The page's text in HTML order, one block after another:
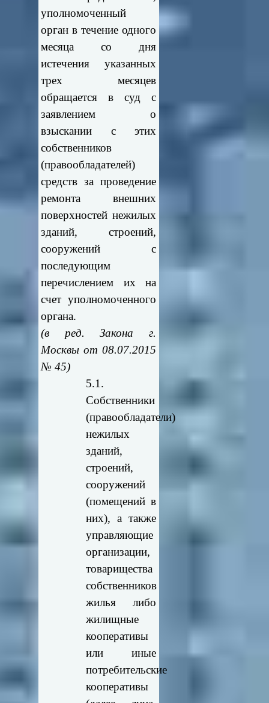
уполномоченный
орган в течение одного
месяца со дня
истечения указанных
трех месяцев
обращается в суд с
заявлением о
взыскании с этих
собственников
(правообладателей)
средств за проведение
ремонта внешних
поверхностей нежилых
зданий, строений,
сооружений с
последующим
перечислением их на
счет уполномоченного
органа.
(в ред. Закона г.
Москвы от 08.07.2015
№ 45)
5.1.
Собственники
(правообладатели)
нежилых
зданий,
строений,
сооружений
(помещений в
них), а также
управляющие
организации,
товарищества
собственников
жилья либо
жилищные
кооперативы
или иные
потребительские
кооперативы